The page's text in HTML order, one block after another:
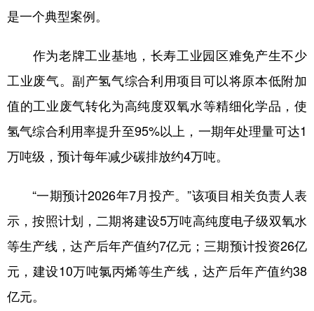
是一个典型案例。
作为老牌工业基地，长寿工业园区难免产生不少
工业废气。副产氢气综合利用项目可以将原本低附加
值的工业废气转化为高纯度双氧水等精细化学品，使
氢气综合利用率提升至95%以上，一期年处理量可达1
万吨级，预计每年减少碳排放约4万吨。
“一期预计2026年7月投产。”该项目相关负责人表
示，按照计划，二期将建设5万吨高纯度电子级双氧水
等生产线，达产后年产值约7亿元；三期预计投资26亿
元，建设10万吨氯丙烯等生产线，达产后年产值约38
亿元。